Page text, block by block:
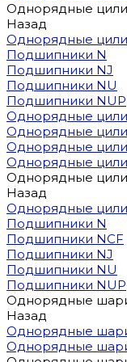
Однорядные
Назад
Однорядные
Подшипники N
Подшипники NJ
Подшипники NU
Подшипники NUP
Однорядные
Однорядные
Однорядные
Однорядные
Однорядные
Назад
Однорядные
Подшипники N
Подшипники NCF
Подшипники NJ
Подшипники NU
Подшипники NUP
Однорядные
Назад
Однорядные
Однорядные